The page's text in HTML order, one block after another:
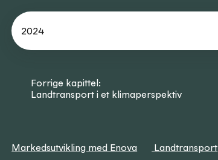
2024
Forrige kapittel:
Landtransport i et klimaperspektiv
Markedsutvikling med Enova Landtransport